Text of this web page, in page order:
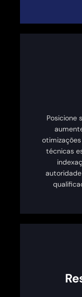
Posicione
técnicas